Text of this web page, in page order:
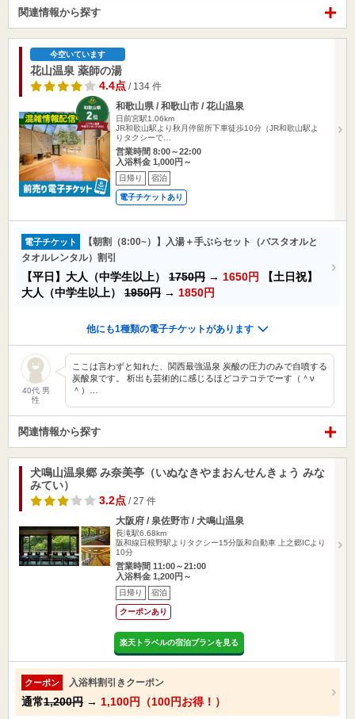
関連情報から探す
今空いています
花山温泉 薬師の湯
4.4点 / 134 件
和歌山県 / 和歌山市 / 花山温泉
日前宮駅1.06km
JR和歌山駅より秋月停留所下車徒歩10分（JR和歌山駅よ
りタクシーで…
営業時間 8:00～22:00
入浴料金 1,000円～
日帰り 宿泊
電子チケットあり
電子チケット
【朝割（8:00~）】入湯＋手ぶらセット（バスタオルと
タオルレンタル）割引
【平日】大人（中学生以上） 1750円 → 1650円
【土日祝】
大人（中学生以上） 1950円 → 1850円
他にも1種類の電子チケットがあります
40代 男
性
ここは言わずと知れた、関西最強温泉 炭酸の圧力のみで自噴する
炭酸泉です。 析出も芸術的に感じるほどコテコテでーす（＾ν
＾）…
関連情報から探す
犬鳴山温泉郷 み奈美亭（いぬなきやまおんせんきょう みな
みてい）
3.2点 / 27 件
大阪府 / 泉佐野市 / 犬鳴山温泉
長滝駅6.68km
阪和線日根野駅よりタクシー15分阪和自動車 上之郷ICより
10分
営業時間 11:00～21:00
入浴料金 1,200円～
日帰り 宿泊
クーポンあり
楽天トラベルの宿泊プランを見る
クーポン 入浴料割引きクーポン
通常1,200円 → 1,100円（100円お得！）